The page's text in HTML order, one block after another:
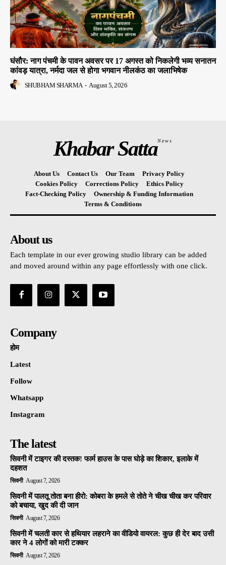
घंसौर: नाग पंचमी के पावन अवसर पर 17 अगस्त को निकलेगी भव्य सनातन
कांवड़ यात्रा, नर्मदा जल से होगा भगवान नीलकंठ का जलाभिषेक
SHUBHAM SHARMA - August 5, 2026
Khabar SattaNews
About Us Contact Us Our Team
Privacy Policy
Cookies Policy
Corrections Policy
Ethics Policy
Fact-Checking Policy
Ownership & Funding Information
Terms & Conditions
About us
Each template in our ever growing studio library can be added
and moved around within any page effortlessly with one click.
Company
होम
Latest
Follow
Whatsapp
Instagram
The latest
सिवनी में टाइगर की दस्तक! फार्म हाउस के पास घोड़े का शिकार, इलाके में
दहशत
सिवनी August 7, 2026
सिवनी में पालतू तोता बना हीरो: कोबरा के हमले से तोते ने चीख चीख कर परिवार
को बचाया, खुद की दी जान
सिवनी August 7, 2026
सिवनी में चलती कार से हथियार लहराने का वीडियो वायरल: कुछ ही देर बाद उसी
कार ने 4 लोगों को मारी टक्कर
सिवनी August 7, 2026